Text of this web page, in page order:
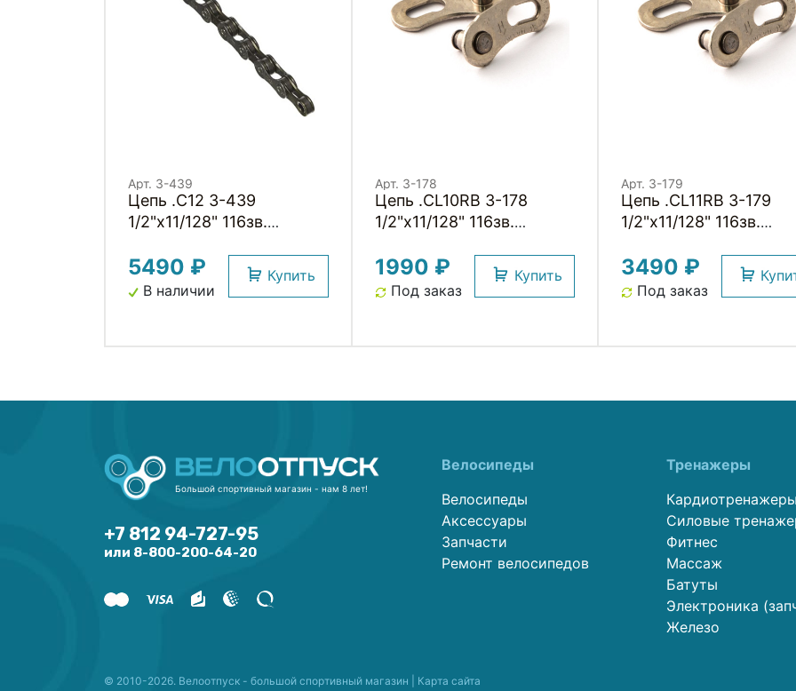
Арт. 3-439
Цепь .C12 3-439
1/2"x11/128" 116зв.
замком в коробке
12скор. CLARKS
5490 ₽
В наличии
Купить
Арт. 3-178
Цепь .CL10RB 3-178
1/2"x11/128" 116зв.
покрыт. с замком в
коробке 10скор. CLARKS
1990 ₽
Под заказ
Купить
Арт. 3-179
Цепь .CL11RB 3-179
1/2"x11/128" 116зв.
покрыт. с замком в
коробке 11скор.
3490 ₽
Под заказ
Большой спортивный магазин - нам 8 лет!
+7 812 94-727-95
или 8-800-200-64-20
Велосипеды
Велосипеды
Аксессуары
Запчасти
Ремонт велосипедов
Тренажеры
Силовые
Фитнес
Массаж
Батуты
Электроника
Железо
© 2010-2026. Велоотпуск - большой спортивный магазин | Карта сайта